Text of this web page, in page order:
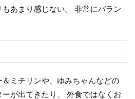
あまり感じない。
非常にバラン
ミチリンや、ゆみちゃんなどの
が出てきたり、
外食ではなくお